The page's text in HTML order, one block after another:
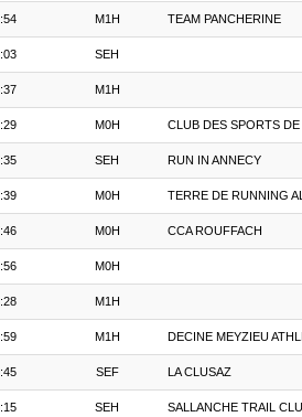
M1H TEAM PANCHERINE
SEH
M1H
M0H CLUB DES SPORTS DE
SEH RUN IN ANNECY
M0H TERRE DE RUNNING
M0H CCA ROUFFACH
M0H
M1H
M1H DECINE MEYZIEU
SEF LA CLUSAZ
SEH SALLANCHE TRAIL